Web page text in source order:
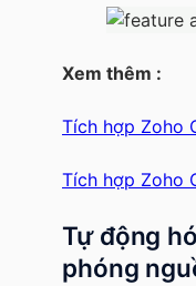
Xem thêm :
Tích hợp Zoho
Tích hợp Zoho
Tự động
phóng